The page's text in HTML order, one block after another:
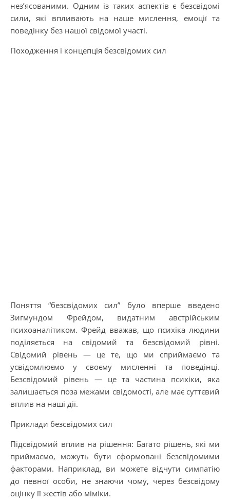
нез’ясованими. Одним із таких аспектів є безсвідомі
сили, які впливають на наше мислення, емоції та
поведінку без нашої свідомої участі.
Походження і концепція безсвідомих сил
Поняття “безсвідомих сил” було вперше введено
Зигмундом Фрейдом, видатним австрійським
психоаналітиком. Фрейд вважав, що психіка людини
поділяється на свідомий та безсвідомий рівні.
Свідомий рівень — це те, що ми сприймаємо та
усвідомлюємо у своєму мисленні та поведінці.
Безсвідомий рівень — це та частина психіки, яка
залишається поза межами свідомості, але має суттєвий
вплив на наші дії.
Приклади безсвідомих сил
Підсвідомий вплив на рішення: Багато рішень, які ми
приймаємо, можуть бути сформовані безсвідомими
факторами. Наприклад, ви можете відчути симпатію
до певної особи, не знаючи чому, через безсвідому
оцінку її жестів або міміки.